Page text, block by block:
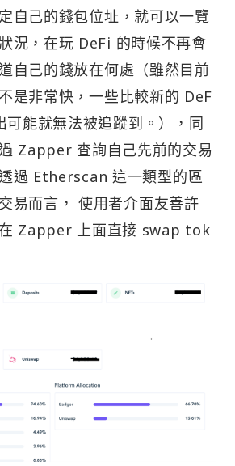
自己的錢包位址，就可以一覽
況，在玩 DeFi 的時候不再會
自己的錢放在何處（雖然目前
是非常快，一些比較新的 DeF
可能就無法被追蹤到。），同
Zapper 查詢自己先前的交易
過 Etherscan 這一類型的區
易而言， 使用者介面友善許
Zapper 上面直接 swap tok